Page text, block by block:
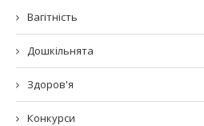
Вагітність
Дошкільнята
Здоров'я
Конкурси